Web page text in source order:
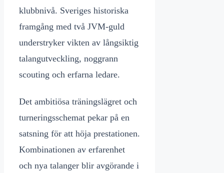
klubbnivå. Sveriges historiska
framgång med två JVM-guld
understryker vikten av långsiktig
talangutveckling, noggrann
scouting och erfarna ledare.
Det ambitiösa träningslägret och
turneringsschemat pekar på en
satsning för att höja prestationen.
Kombinationen av erfarenhet
och nya talanger blir avgörande i